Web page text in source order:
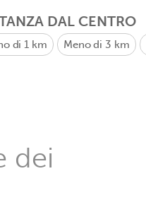
DAL CENTRO
di 1 km Meno di 3 km
dei